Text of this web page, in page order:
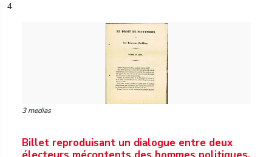
4
3 medias
Billet reproduisant un dialogue entre deux